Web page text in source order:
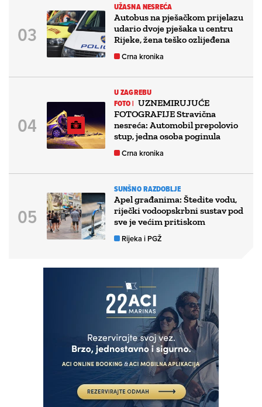
UŽASNA NESREĆA
Autobus na pješačkom prijelazu
udario dvoje pješaka u centru
Rijeke, žena teško ozlijeđena
Crna kronika
U ZAGREBU
FOTO | UZNEMIRUJUĆE
FOTOGRAFIJE Stravična
nesreća: Automobil prepolovio
stup, jedna osoba poginula
Crna kronika
SUNŠNO RAZDOBLJE
Apel građanima: Štedite vodu,
riječki vodoopskrbni sustav pod
sve je većim pritiskom
Rijeka i PGŽ